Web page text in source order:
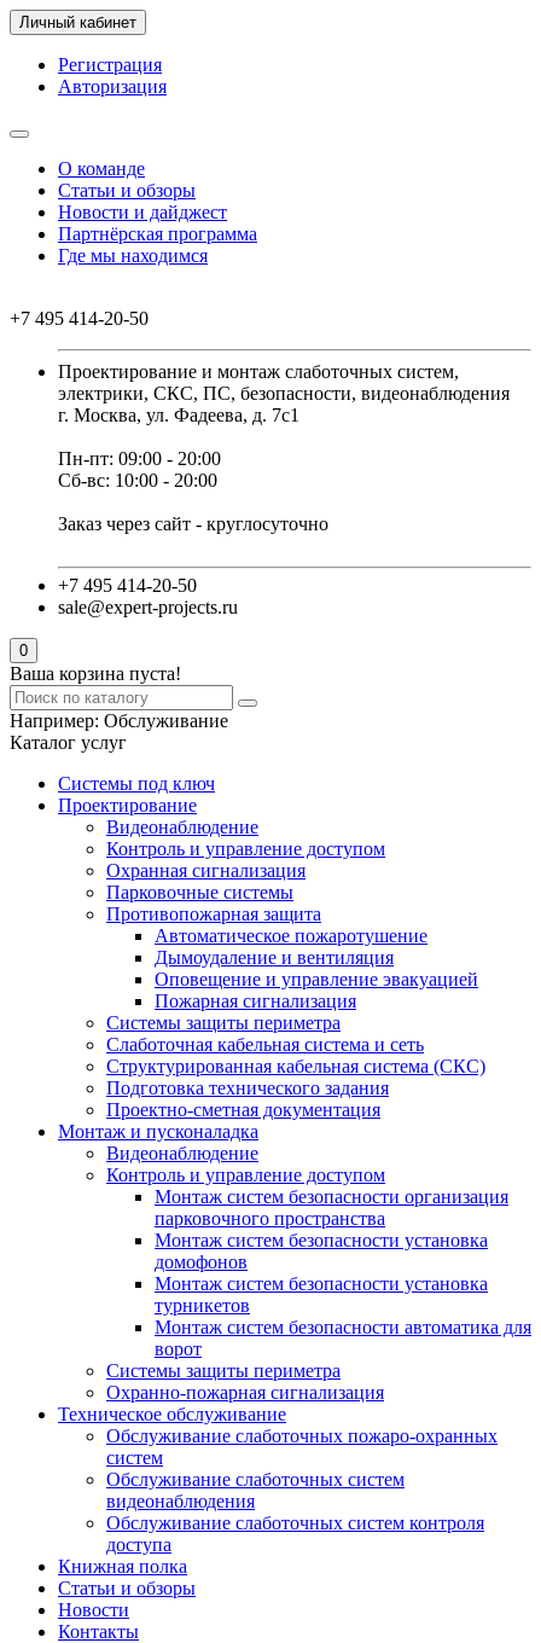
Личный кабинет
Регистрация
Авторизация
О команде
Статьи и обзоры
Новости и дайджест
Партнёрская программа
Где мы находимся
+7 495 414-20-50
Проектирование и монтаж слаботочных систем,
электрики, СКС, ПС, безопасности, видеонаблюдения
г. Москва, ул. Фадеева, д. 7с1
Пн-пт: 09:00 - 20:00
Сб-вс: 10:00 - 20:00
Заказ через сайт - круглосуточно
+7 495 414-20-50
sale@expert-projects.ru
0
Ваша корзина пуста!
Например: Обслуживание
Каталог услуг
Системы под ключ
Проектирование
Видеонаблюдение
Контроль и управление доступом
Охранная сигнализация
Парковочные системы
Противопожарная защита
Автоматическое пожаротушение
Дымоудаление и вентиляция
Оповещение и управление эвакуацией
Пожарная сигнализация
Системы защиты периметра
Слаботочная кабельная система и сеть
Структурированная кабельная система (СКС)
Подготовка технического задания
Проектно-сметная документация
Монтаж и пусконаладка
Видеонаблюдение
Контроль и управление доступом
Монтаж систем безопасности организация
парковочного пространства
Монтаж систем безопасности установка
домофонов
Монтаж систем безопасности установка
турникетов
Монтаж систем безопасности автоматика для
ворот
Системы защиты периметра
Охранно-пожарная сигнализация
Техническое обслуживание
Обслуживание слаботочных пожаро-охранных
систем
Обслуживание слаботочных систем
видеонаблюдения
Обслуживание слаботочных систем контроля
доступа
Книжная полка
Статьи и обзоры
Новости
Контакты